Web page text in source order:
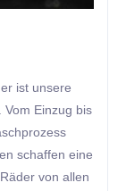
ist unsere
Einzug bis
schaffen eine
von allen